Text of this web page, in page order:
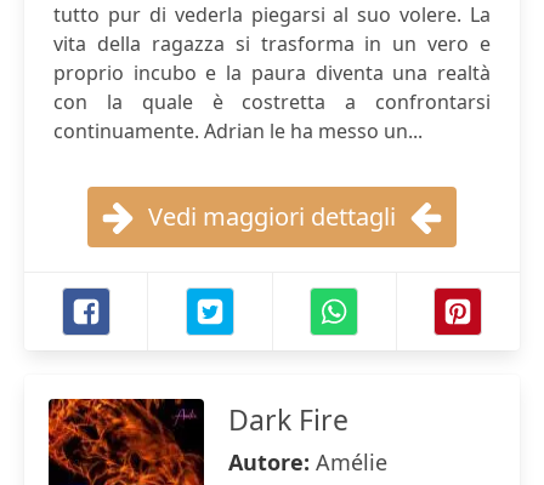
tutto pur di vederla piegarsi al suo volere. La
vita della ragazza si trasforma in un vero e
proprio incubo e la paura diventa una realtà
con la quale è costretta a confrontarsi
continuamente. Adrian le ha messo un...
Vedi maggiori dettagli
Dark Fire
Autore: Amélie